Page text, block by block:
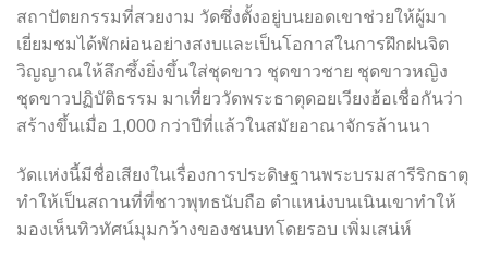
สถาปัตยกรรมที่สวยงาม วัดซึ่งตั้งอยู่บนยอดเขาช่วยให้ผู้มา
เยี่ยมชมได้พักผ่อนอย่างสงบและเป็นโอกาสในการฝึกฝนจิต
วิญญาณให้ลึกซึ้งยิ่งขึ้นใส่ชุดขาว ชุดขาวชาย ชุดขาวหญิง
ชุดขาวปฏิบัติธรรม มาเที่ยววัดพระธาตุดอยเวียงฮ้อเชื่อกันว่า
สร้างขึ้นเมื่อ 1,000 กว่าปีที่แล้วในสมัยอาณาจักรล้านนา
วัดแห่งนี้มีชื่อเสียงในเรื่องการประดิษฐานพระบรมสารีริกธาตุ
ทำให้เป็นสถานที่ที่ชาวพุทธนับถือ ตำแหน่งบนเนินเขาทำให้
มองเห็นทิวทัศน์มุมกว้างของชนบทโดยรอบ เพิ่มเสน่ห์